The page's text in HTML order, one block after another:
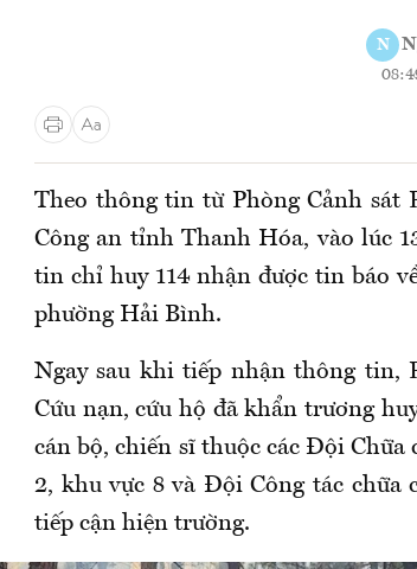
N
Theo thông tin từ Phòng Cảnh sát
Công an tỉnh Thanh Hóa, vào lúc
tin chỉ huy 114 nhận được tin báo
phường Hải Bình.
Ngay sau khi tiếp nhận thông tin,
Cứu nạn, cứu hộ đã khẩn trương
cán bộ, chiến sĩ thuộc các Đội Chữa
2, khu vực 8 và Đội Công tác chữa
tiếp cận hiện trường.